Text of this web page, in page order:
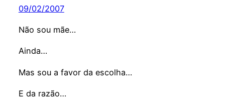
09/02/2007
Não sou mãe…
Ainda…
Mas sou a favor da escolha…
E da razão…